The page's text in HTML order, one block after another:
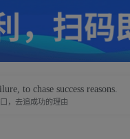
to chase success reasons.
，去追成功的理由